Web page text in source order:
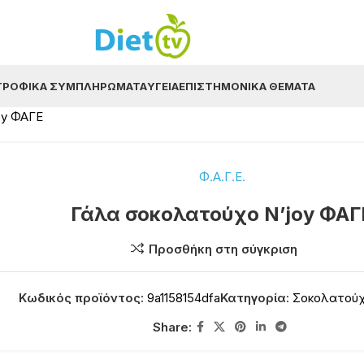
ΣΥΜΠΛΗΡΏΜΑΤΑΥΓΕΊΑΕΠΙΣΤΗΜΟΝΙΚΆ ΘΈΜΑΤΑ
ΦΑΓΕ
Φ.Α.Γ.Ε.
Γάλα σοκολατούχο N’joy
Προσθήκη στη σύγκριση
Κωδικός προϊόντος:9a1158154dfaΚατηγορία:
Share: